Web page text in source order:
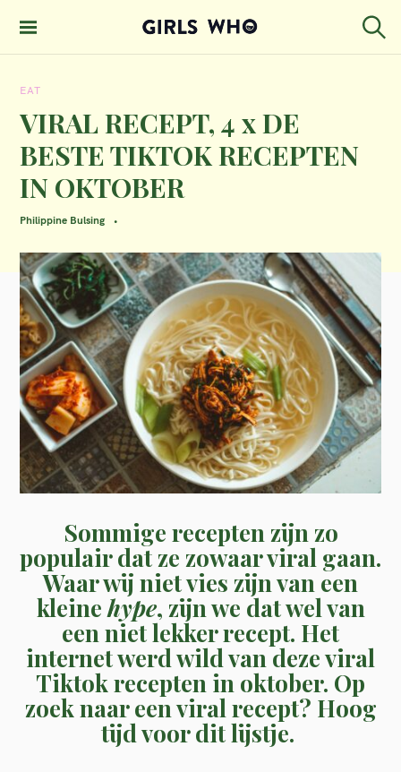
GIRLS WHO
EAT
VIRAL RECEPT, 4 x DE
BESTE TIKTOK RECEPTEN
IN OKTOBER
Philippine Bulsing
Sommige recepten zijn zo
populair dat ze zowaar viral gaan.
Waar wij niet vies zijn van een
kleine hype, zijn we dat wel van
een niet lekker recept. Het
internet werd wild van deze viral
Tiktok recepten in oktober. Op
zoek naar een viral recept? Hoog
tijd voor dit lijstje.